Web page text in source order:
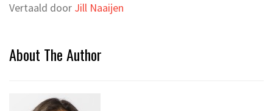
Vertaald door Jill Naaijen
About The Author